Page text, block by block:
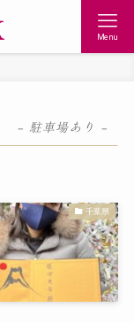
Menu
– 駐車場あり –
千葉県